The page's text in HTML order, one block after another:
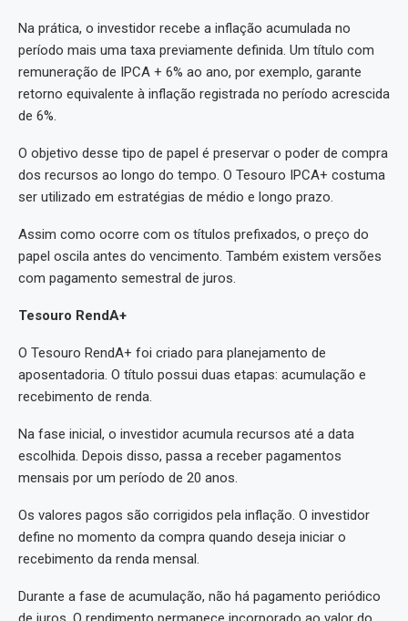
Na prática, o investidor recebe a inflação acumulada no
período mais uma taxa previamente definida. Um título com
remuneração de IPCA + 6% ao ano, por exemplo, garante
retorno equivalente à inflação registrada no período acrescida
de 6%.
O objetivo desse tipo de papel é preservar o poder de compra
dos recursos ao longo do tempo. O Tesouro IPCA+ costuma
ser utilizado em estratégias de médio e longo prazo.
Assim como ocorre com os títulos prefixados, o preço do
papel oscila antes do vencimento. Também existem versões
com pagamento semestral de juros.
Tesouro RendA+
O Tesouro RendA+ foi criado para planejamento de
aposentadoria. O título possui duas etapas: acumulação e
recebimento de renda.
Na fase inicial, o investidor acumula recursos até a data
escolhida. Depois disso, passa a receber pagamentos
mensais por um período de 20 anos.
Os valores pagos são corrigidos pela inflação. O investidor
define no momento da compra quando deseja iniciar o
recebimento da renda mensal.
Durante a fase de acumulação, não há pagamento periódico